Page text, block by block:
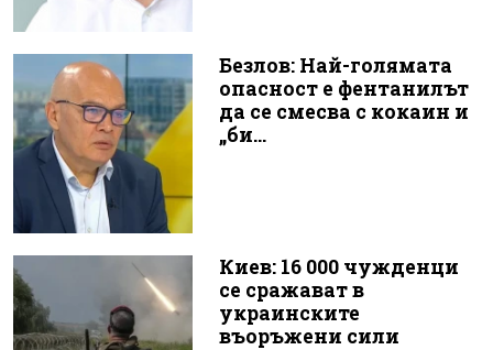
Безлов: Най-голямата
опасност е фентанилът
да се смесва с кокаин и
„би...
Киев: 16 000 чужденци
се сражават в
украинските
въоръжени сили